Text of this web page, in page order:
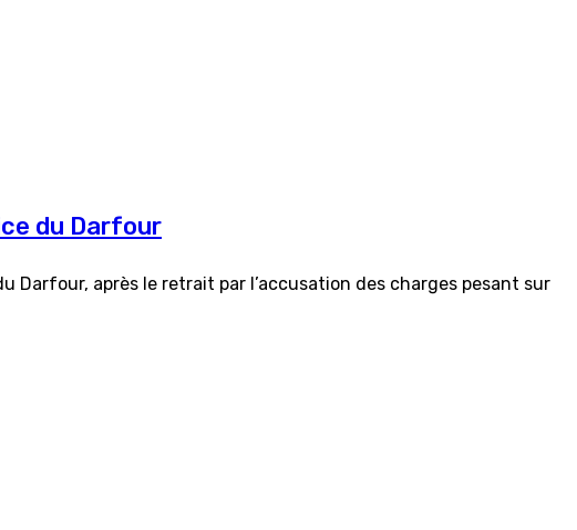
du Darfour
Darfour, après le retrait par l’accusation des charges pesant sur